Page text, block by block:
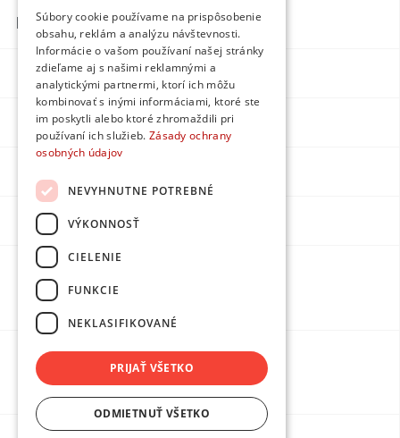
Kontakty
Facebook
Instagram
Youtube
DPMarketing
Ochrana osobných údajov
Súbory cookie používame na prispôsobenie
obsahu, reklám a analýzu návštevnosti.
Informácie o vašom používaní našej stránky
zdieľame aj s našimi reklamnými a
analytickými partnermi, ktorí ich môžu
kombinovať s inými informáciami, ktoré ste
im poskytli alebo ktoré zhromaždili pri
používaní ich služieb. Zásady ochrany
osobných údajov
NEVYHNUTNE POTREBNÉ
VÝKONNOSŤ
CIELENIE
FUNKCIE
NEKLASIFIKOVANÉ
PRIJAŤ VŠETKO
ODMIETNUŤ VŠETKO